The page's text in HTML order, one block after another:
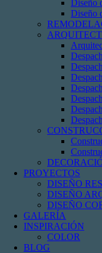
Diseño
Diseño
PROYECTOS
DISEÑO
DISEÑO
DISEÑO
GALERÍA
INSPIRACIÓN
COLOR
BLOG